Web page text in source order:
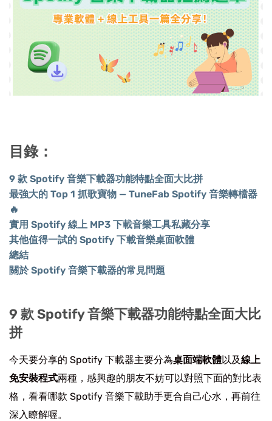
目錄：
9 款 Spotify 音樂下載器功能特點全面大比拼
最強大的 Top 1 抓歌寶物 — TuneFab Spotify 音樂轉檔器
🔥
實用 Spotify 線上 MP3 下載音樂工具私藏分享
其他值得一試的 Spotify 下載音樂桌面軟體
總結
關於 Spotify 音樂下載器的常見問題
9 款 Spotify 音樂下載器功能特點全面大比
拼
今天要分享的 Spotify 下載器主要分為桌面端軟體以及線上
免安裝程式兩種，感興趣的朋友不妨可以對照下面的對比表
格，看看哪款 Spotify 音樂下載助手更合自己心水，再前往
深入瞭解喔。